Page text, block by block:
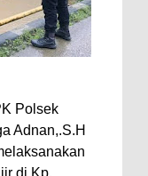
Polsek
Adnan,.S.H
di Kp.